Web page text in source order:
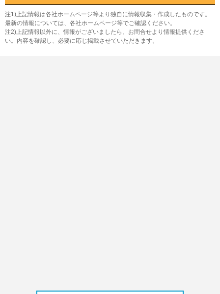
注1)上記情報は各社ホームページ等より独自に情報収集・作成したものです。
最新の情報については、各社ホームページ等でご確認ください。
注2)上記情報以外に、情報がございましたら、お問合せより情報提供くださ
い。内容を確認し、必要に応じ掲載させていただきます。